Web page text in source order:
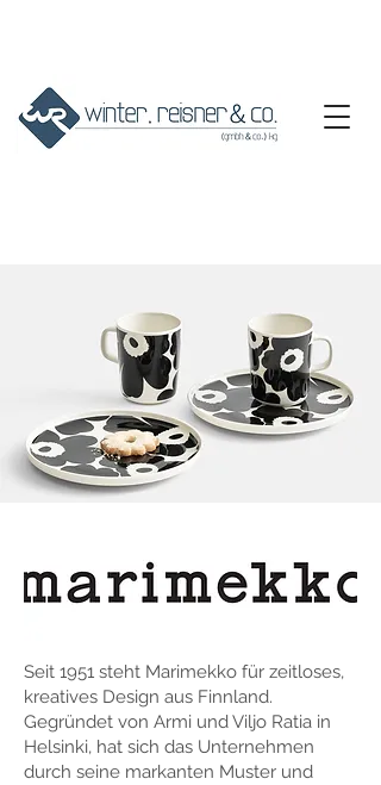
Seit 1951 steht Marimekko für zeitloses,
kreatives Design aus Finnland.
Gegründet von Armi und Viljo Ratia in
Helsinki, hat sich das Unternehmen
durch seine markanten Muster und